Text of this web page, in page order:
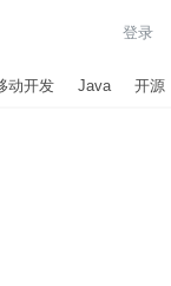
登录
动开发 Java 开源